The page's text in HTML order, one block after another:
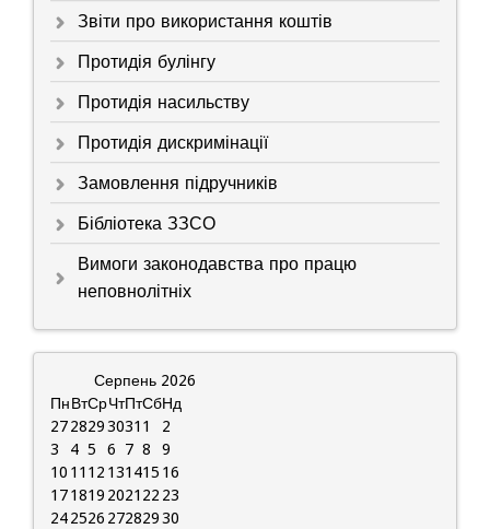
Звіти про використання коштів
Протидія булінгу
Протидія насильству
Протидія дискримінації
Замовлення підручників
Бібліотека ЗЗСО
Вимоги законодавства про працю
неповнолітніх
Серпень 2026
ПнВтСрЧтПтСбНд
2728293031 1
2
3
4 5 6 7 8
9
10 11 12 131415 16
171819 2021 22 23
242526 27282930